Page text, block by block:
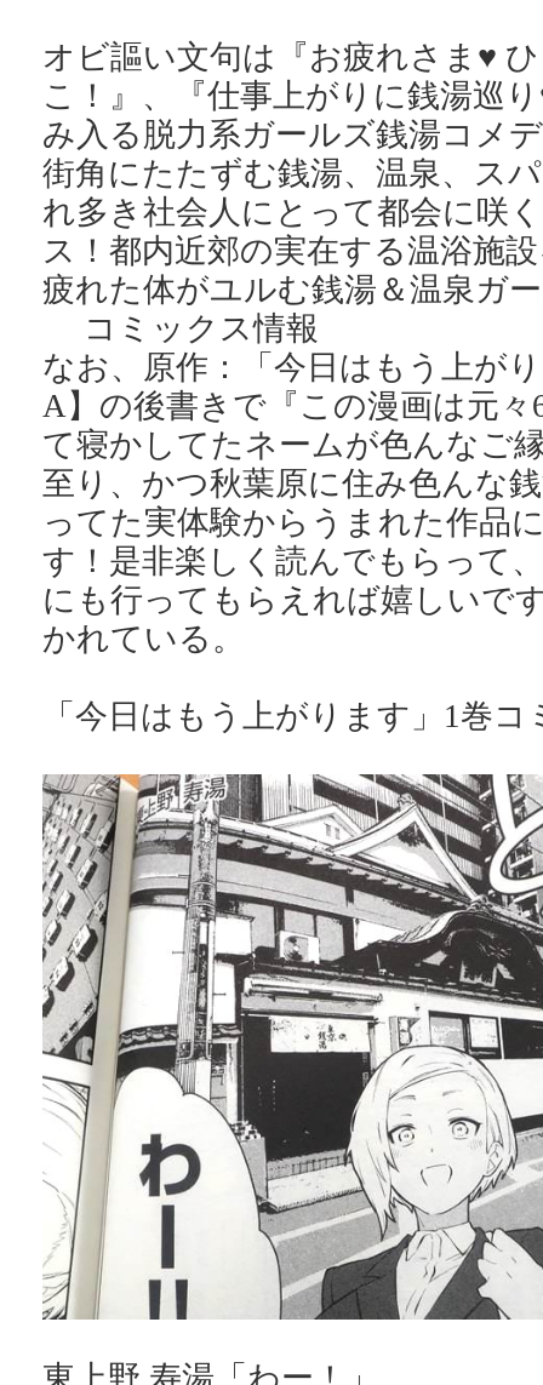
オビ謳い文句は『お疲れさま♥
こ！』、『仕事上がりに銭湯巡
み入る脱力系ガールズ銭湯コメ
街角にたたずむ銭湯、温泉、ス
れ多き社会人にとって都会に咲
ス！都内近郊の実在する温浴施
疲れた体がユルむ銭湯＆温泉ガ
コミックス情報
なお、原作：「今日はもう上が
A】の後書きで『この漫画は元々
て寝かしてたネームが色んなご
至り、かつ秋葉原に住み色んな
ってた実体験からうまれた作品
す！是非楽しく読んでもらって
にも行ってもらえれば嬉しいで
かれている。
「今日はもう上がります」1巻
東上野 寿湯「わー！」